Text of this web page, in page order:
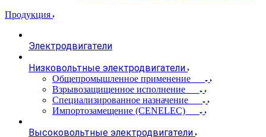
Продукция
Электродвигатели
Низковольтные электродвигатели
Общепромышленное применение
Взрывозащищенное исполнение
Специализированное назначение
Импортозамещение (CENELEC)
Высоковольтные электродвигатели